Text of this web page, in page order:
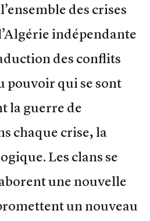
des crises
indépendante
des conflits
pouvoir qui se sont
la guerre de
chaque crise, la
Les clans se
une nouvelle
un nouveau